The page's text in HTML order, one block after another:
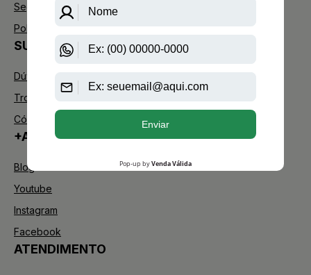
Segurança
Política de Troca
SUPORTE
Dúvidas Frequentes
Trocas e Devoluções
Código de defesa do consumidor
+AAZ PERFUMES
Blog
Youtube
Instagram
Facebook
ATENDIMENTO